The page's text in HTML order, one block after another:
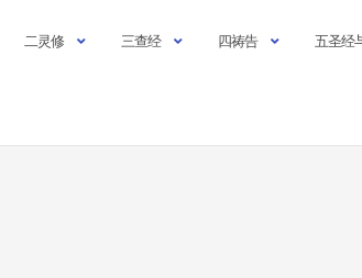
二灵修 三查经 四祷告 五圣经